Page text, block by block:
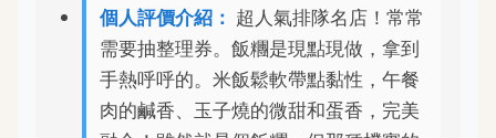
個人評價介紹： 超人氣排隊名店！常常
需要抽整理券。飯糰是現點現做，拿到
手熱呼呼的。米飯鬆軟帶點黏性，午餐
肉的鹹香、玉子燒的微甜和蛋香，完美